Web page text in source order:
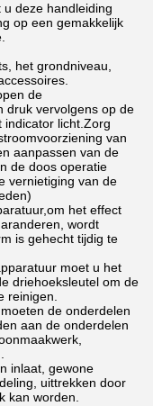
deze handleiding
op een gemakkelijk
het grondniveau,
de
druk vervolgens op de
indicator licht.Zorg
van
aanpassen van de
de doos operatie
vernietiging van de
het effect
wordt
is gehecht tijdig te
moet u het
driehoeksleutel om de
reinigen.
de onderdelen
aan de onderdelen
inlaat, gewone
uittrekken door
kan worden.